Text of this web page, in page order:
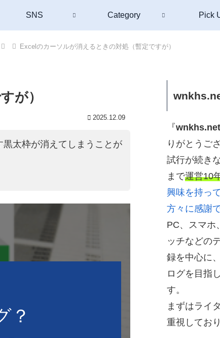
SNS Category Pick
Excelのカーソルが消えるときの対処（暫定ですが）
が）
2025.12.09
太枠が消えてしまうことが
？
『wnkhs.net
りがとうご
試行が続き
まで運営10
興味を持っ
方々に感謝
PC、スマホ
ッチなどの
録を中心に
ログを目指
す。
まずはライ
重視してお